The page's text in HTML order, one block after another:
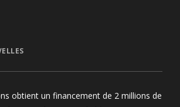
obtient un financement de 2 millions de